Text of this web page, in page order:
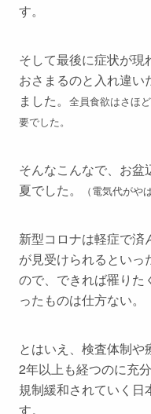
す。
そして最後に症状が
おさまるのと入れ違い
ました。 全員食欲はさほ
要でした。
そんなこんなで、お
夏でした。
（電気代がや
新型コロナは軽症で済
が見受けられるといっ
ので、できれば罹りた
ったものは仕方ない。
とはいえ、検査体制や
2年以上も経つのに充
規制緩和されていく日
す。